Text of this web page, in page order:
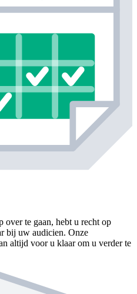
over te gaan, hebt u recht op
bij uw audicien. Onze
altijd voor u klaar om u verder te